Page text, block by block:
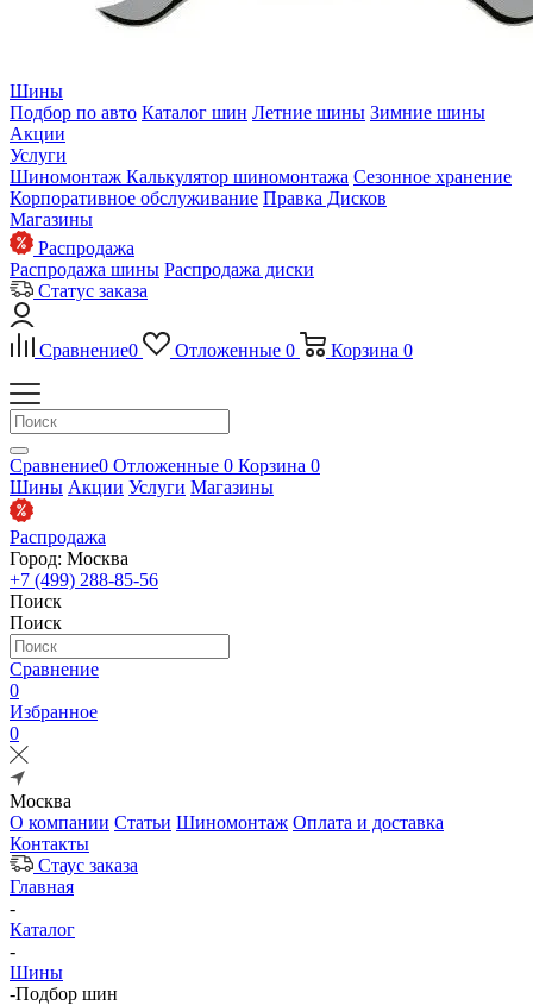
Шины
Подбор по авто Каталог шин Летние шины Зимние шины
Акции
Услуги
Шиномонтаж Калькулятор шиномонтажа Сезонное хранение
Корпоративное обслуживание Правка Дисков
Магазины
Распродажа
Распродажа шины Распродажа диски
Статус заказа
Сравнение0 Отложенные 0 Корзина 0
Сравнение0 Отложенные 0 Корзина 0
Шины Акции Услуги Магазины
Распродажа
Город: Москва
+7 (499) 288-85-56
Поиск
Поиск
Сравнение
0
Избранное
0
Москва
О компании Статьи Шиномонтаж Оплата и доставка
Контакты
Стаус заказа
Главная
-
Каталог
-
Шины
-Подбор шин